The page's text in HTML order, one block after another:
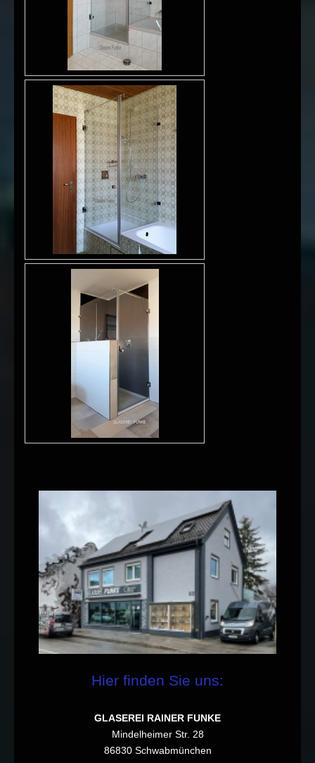
Hier finden Sie uns:
GLASEREI RAINER FUNKE
Mindelheimer Str. 28
86830 Schwabmünchen